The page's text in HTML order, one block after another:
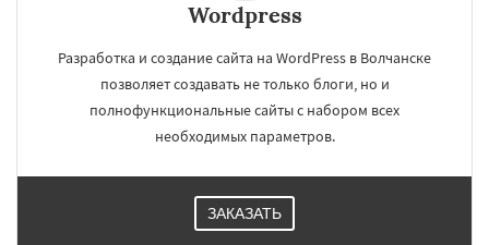
Wordpress
Разработка и создание сайта на WordPress в Волчанске
позволяет создавать не только блоги, но и
полнофункциональные сайты с набором всех
необходимых параметров.
ЗАКАЗАТЬ